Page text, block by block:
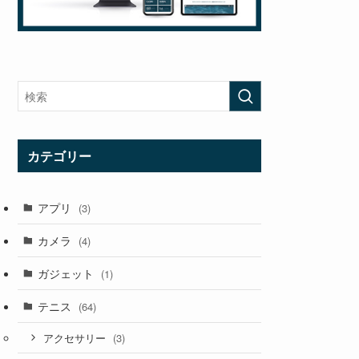
カテゴリー
アプリ (3)
カメラ (4)
ガジェット (1)
テニス (64)
アクセサリー (3)